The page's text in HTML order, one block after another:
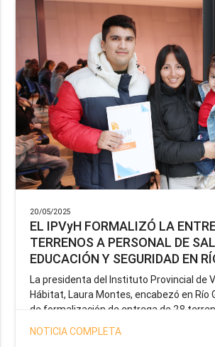
20/05/2025
EL IPVyH FORMALIZÓ LA
TERRENOS A PERSONAL DE
EDUCACIÓN Y SEGURIDAD EN
La presidenta del Instituto Provincial de
Hábitat, Laura Montes, encabezó en Río
de formalización de entrega de 28
correspondientes a la operatoria especial
el Gobernador Gustavo Melella, la cual
NOTICIA COMPLETA